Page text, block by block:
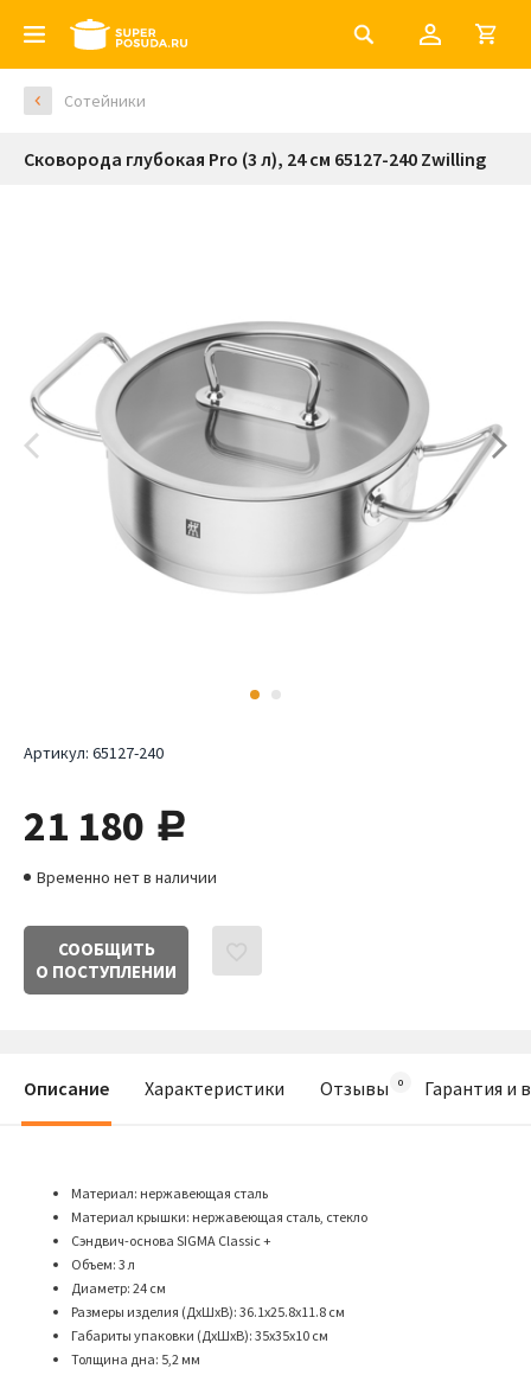
Сотейники
Сковорода глубокая Pro (3 л), 24 см 65127-240 Zwilling
Артикул: 65127-240
21 180 руб.
Временно нет в наличии
СООБЩИТЬ
О ПОСТУПЛЕНИИ
Описание Характеристики Отзывы Гарантия и
Материал: нержавеющая сталь
Материал крышки: нержавеющая сталь, стекло
Сэндвич-основа SIGMA Classic +
Объем: 3 л
Диаметр: 24 см
Размеры изделия (ДхШхВ): 36.1х25.8х11.8 см
Габариты упаковки (ДхШхВ): 35х35х10 см
Толщина дна: 5,2 мм